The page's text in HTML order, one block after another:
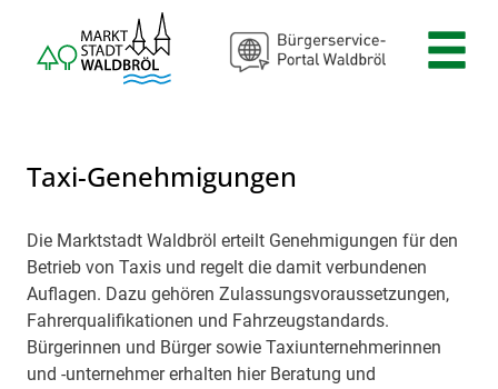
Zum Hauptinhalt springen
Taxi-Genehmigungen
Beschreibung
Die Marktstadt Waldbröl erteilt Genehmigungen für den
Betrieb von Taxis und regelt die damit verbundenen
Auflagen. Dazu gehören Zulassungsvoraussetzungen,
Fahrerqualifikationen und Fahrzeugstandards.
Bürgerinnen und Bürger sowie Taxiunternehmerinnen
und -unternehmer erhalten hier Beratung und